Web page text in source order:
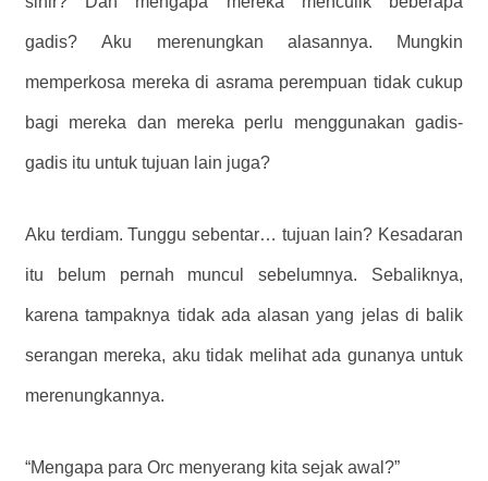
gadis?Aku merenungkan alasannya. Mungkin
memperkosa mereka di asrama perempuan tidak cukup
bagi mereka dan mereka perlu menggunakan gadis-
gadis itu untuk tujuan lain juga?
Aku terdiam. Tunggu sebentar… tujuan lain? Kesadaran
itu belum pernah muncul sebelumnya. Sebaliknya,
karena tampaknya tidak ada alasan yang jelas di balik
serangan mereka, aku tidak melihat ada gunanya untuk
merenungkannya.
“Mengapa para Orc menyerang kita sejak awal?”